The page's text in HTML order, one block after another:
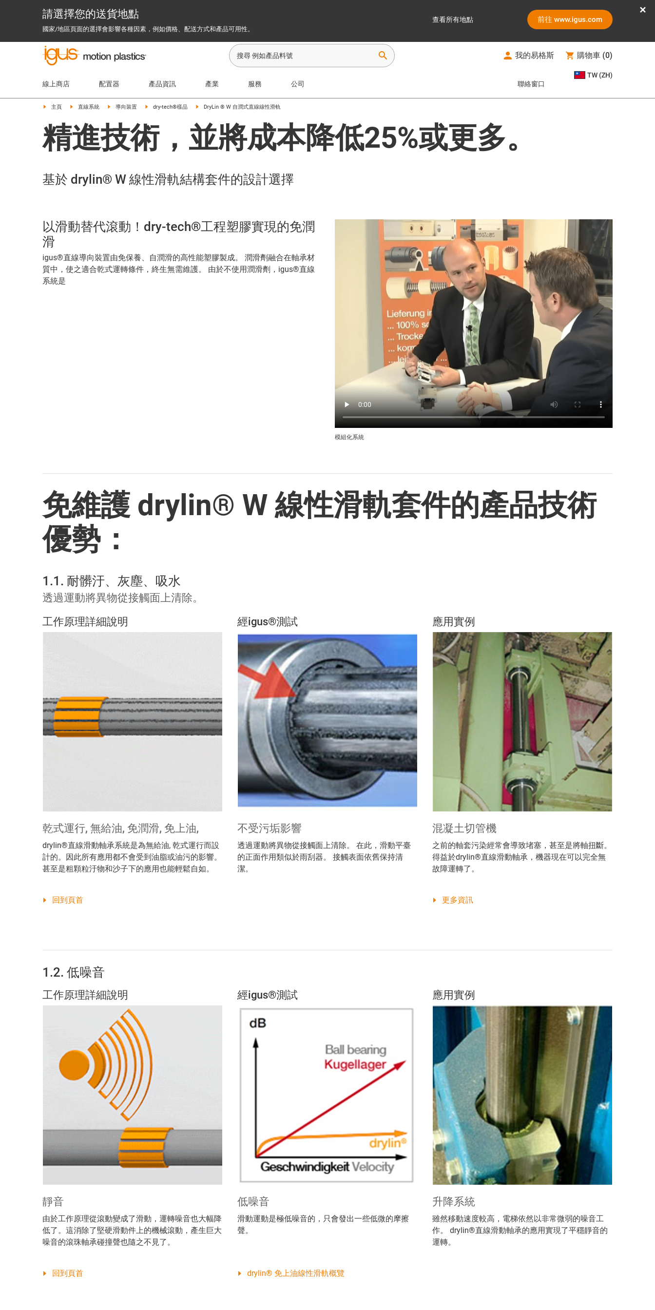
請選擇您的送貨地點
國家/地區頁面的選擇會影響各種因素，例如價格、配送方式和產品可用性。
查看所有地點 前往 www.igus.com
search 我的易格斯 購物車 (0)
線上商店 配置器 產品資訊 產業 服務 公司 聯絡窗口
TW (ZH)
主頁 直線系統 導向裝置 dry-tech®樣品 DryLin ® W 自潤式直線線性滑軌
精進技術，並將成本降低25%或更多。
基於 drylin® W 線性滑軌結構套件的設計選擇
以滑動替代滾動！dry-tech®工程塑膠實現的免潤
滑
igus®直線導向裝置由免保養、自潤滑的高性能塑膠製成。 潤滑劑融合在軸承材
質中，使之適合乾式運轉條件，終生無需維護。 由於不使用潤滑劑，igus®直線
系統是
模組化系統
免維護 drylin® W 線性滑軌套件的產品技術
優勢：
1.1. 耐髒汙、灰塵、吸水
透過運動將異物從接觸面上清除。
工作原理詳細說明
乾式運行, 無給油, 免潤滑, 免上油,
drylin®直線滑動軸承系統是為無給油, 乾式運行而設
計的。因此所有應用都不會受到油脂或油污的影響。
甚至是粗顆粒汙物和沙子下的應用也能輕鬆自如。
經igus®測試
不受污垢影響
透過運動將異物從接觸面上清除。 在此，滑動平臺
的正面作用類似於雨刮器。 接觸表面依舊保持清
潔。
應用實例
混凝土切管機
之前的軸套污染經常會導致堵塞，甚至是將軸扭斷。
得益於drylin®直線滑動軸承，機器現在可以完全無
故障運轉了。
回到頁首 更多資訊
1.2. 低噪音
工作原理詳細說明
靜音
由於工作原理從滾動變成了滑動，運轉噪音也大幅降
低了。這消除了堅硬滑動件上的機械滾動，產生巨大
噪音的滾珠軸承碰撞聲也隨之不見了。
經igus®測試
低噪音
滑動運動是極低噪音的，只會發出一些低微的摩擦
聲。
應用實例
升降系統
雖然移動速度較高，電梯依然以非常微弱的噪音工
作。 drylin®直線滑動軸承的應用實現了平穩靜音的
運轉。
回到頁首 drylin® 免上油線性滑軌概覽